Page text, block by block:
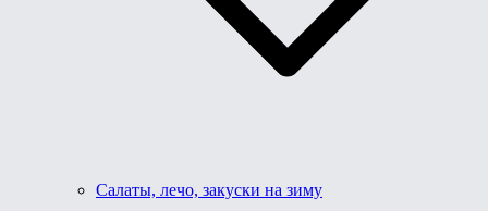
Салаты, лечо, закуски на зиму